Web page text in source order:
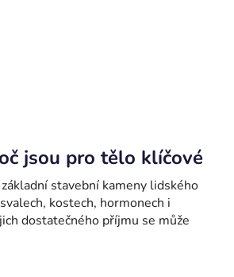
jsou pro tělo klíčové
stavební kameny lidského
kostech, hormonech i
dostatečného příjmu se může